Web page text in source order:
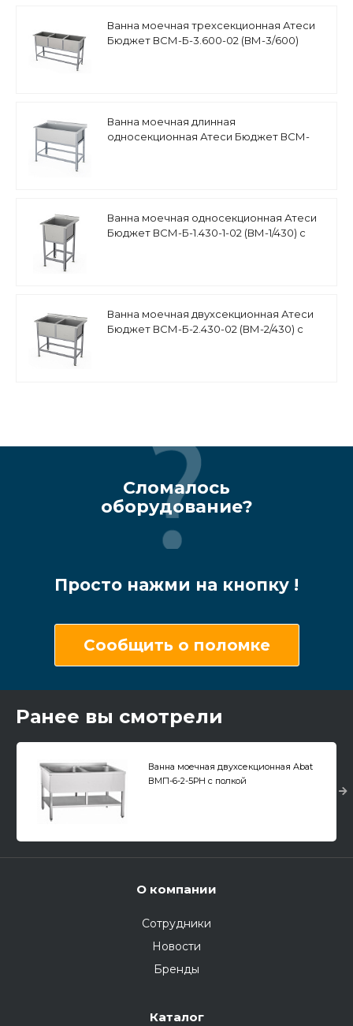
Ванна моечная трехсекционная Атеси
Бюджет ВСМ-Б-3.600-02 (ВМ-3/600)
Ванна моечная длинная
односекционная Атеси Бюджет ВСМ-
Ванна моечная односекционная Атеси
Бюджет ВСМ-Б-1.430-1-02 (ВМ-1/430) с
Ванна моечная двухсекционная Атеси
Бюджет ВСМ-Б-2.430-02 (ВМ-2/430) с
Сломалось
оборудование?
Просто нажми на кнопку !
Сообщить о поломке
Ранее вы смотрели
Ванна моечная двухсекционная Abat
ВМП-6-2-5РН с полкой
О компании
Сотрудники
Новости
Бренды
Каталог